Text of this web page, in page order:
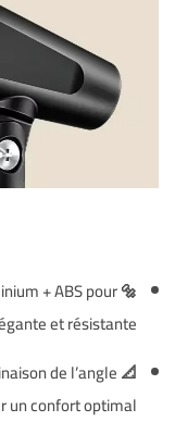
🔩 Construction premium
+ ABS pour
et résistante.
📐 Réglage à 360°
de l’angle
un confort optimal.